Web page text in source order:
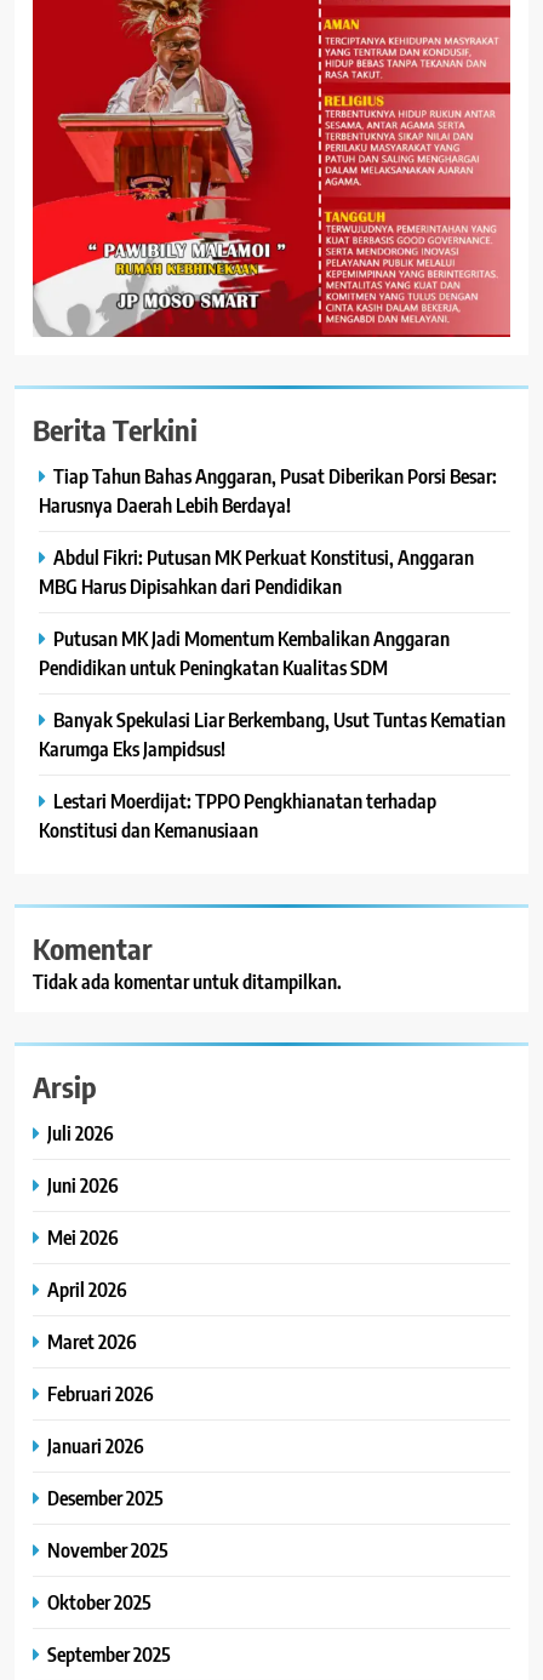
Berita Terkini
Tiap Tahun Bahas Anggaran, Pusat Diberikan Porsi Besar:
Harusnya Daerah Lebih Berdaya!
Abdul Fikri: Putusan MK Perkuat Konstitusi, Anggaran
MBG Harus Dipisahkan dari Pendidikan
Putusan MK Jadi Momentum Kembalikan Anggaran
Pendidikan untuk Peningkatan Kualitas SDM
Banyak Spekulasi Liar Berkembang, Usut Tuntas Kematian
Karumga Eks Jampidsus!
Lestari Moerdijat: TPPO Pengkhianatan terhadap
Konstitusi dan Kemanusiaan
Komentar
Tidak ada komentar untuk ditampilkan.
Arsip
Juli 2026
Juni 2026
Mei 2026
April 2026
Maret 2026
Februari 2026
Januari 2026
Desember 2025
November 2025
Oktober 2025
September 2025